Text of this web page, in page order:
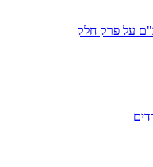
על פרק חלק